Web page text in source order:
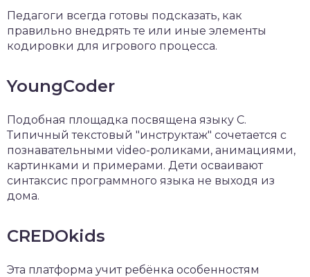
Педагоги всегда готовы подсказать, как
правильно внедрять те или иные элементы
кодировки для игрового процесса.
YoungCoder
Подобная площадка посвящена языку C.
Типичный текстовый "инструктаж" сочетается с
познавательными video-роликами, анимациями,
картинками и примерами. Дети осваивают
синтаксис программного языка не выходя из
дома.
CREDOkids
Эта платформа учит ребёнка особенностям